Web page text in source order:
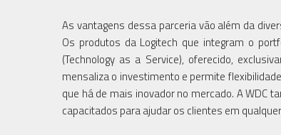
As vantagens dessa parceria vão além da
Os produtos da Logitech que integram o
(Technology as a Service), oferecido,
mensaliza o investimento e permite
que há de mais inovador no mercado. A WDC
capacitados para ajudar os clientes em